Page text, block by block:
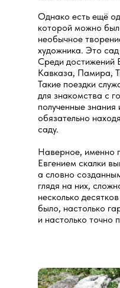
Однако есть ещё
которой можно
необычное
художника. Это
Среди достижений
Кавказа, Памира,
Такие поездки
для знакомства с
полученные знания
обязательно
саду.
Наверное, именно
Евгением скалки
а словно
глядя на них,
несколько
было, настолько
и настолько точно